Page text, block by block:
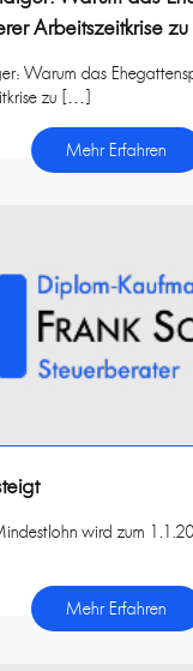
Arbeitszeitkrise
Warum das
zu […]
Mehr Erfahren
wird zum
Mehr Erfahren